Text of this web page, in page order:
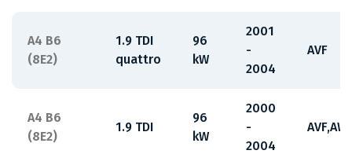
A4 B6
(8E2)
1.9 TDI
quattro
96
kW
2001
-
2004
AVF
A4 B6
(8E2)
1.9 TDI
96
kW
2000
-
2004